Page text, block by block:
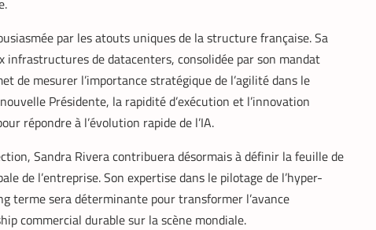
par les atouts uniques de la structure française. Sa
infrastructures de datacenters, consolidée par son mandat
de mesurer l’importance stratégique de l’agilité dans le
Présidente, la rapidité d’exécution et l’innovation
répondre à l’évolution rapide de l’IA.
Sandra Rivera contribuera désormais à définir la feuille de
de l’entreprise. Son expertise dans le pilotage de l’hyper-
terme sera déterminante pour transformer l’avance
commercial durable sur la scène mondiale.